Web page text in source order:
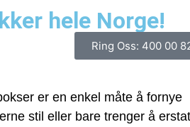
hele Norge!
Ring Oss: 400 00
er en enkel måte å fornye
stil eller bare trenger å